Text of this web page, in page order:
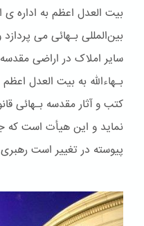
بیت العدل اعظم به اداره ی
بین‌المللی بـهائی می
سایر املاک در اراضی
بـهاءالله به بیت العدل
کتب و آثار مقدسه بـهائی
نماید و این هیأت است که
پیوسته در تغییر است